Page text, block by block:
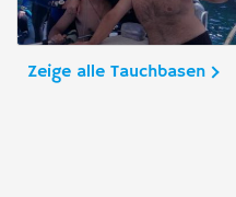
Zeige alle Tauchbasen